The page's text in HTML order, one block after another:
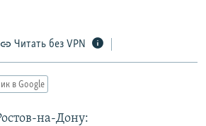
Читать без VPN
в Google
на-Дону: